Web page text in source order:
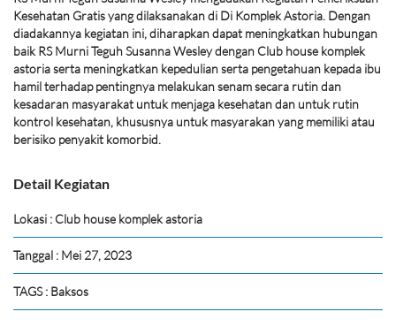
Kesehatan Gratis yang dilaksanakan di Di Komplek Astoria. Dengan
diadakannya kegiatan ini, diharapkan dapat meningkatkan hubungan
baik RS Murni Teguh Susanna Wesley dengan Club house komplek
astoria serta meningkatkan kepedulian serta pengetahuan kepada ibu
hamil terhadap pentingnya melakukan senam secara rutin dan
kesadaran masyarakat untuk menjaga kesehatan dan untuk rutin
kontrol kesehatan, khususnya untuk masyarakan yang memiliki atau
berisiko penyakit komorbid.
Detail Kegiatan
Lokasi : Club house komplek astoria
Tanggal : Mei 27, 2023
TAGS : Baksos